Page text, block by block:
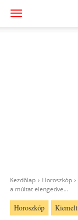
Kezdőlap Horoszkóp
a múltat elengedve...
Horoszkóp Kiemelt